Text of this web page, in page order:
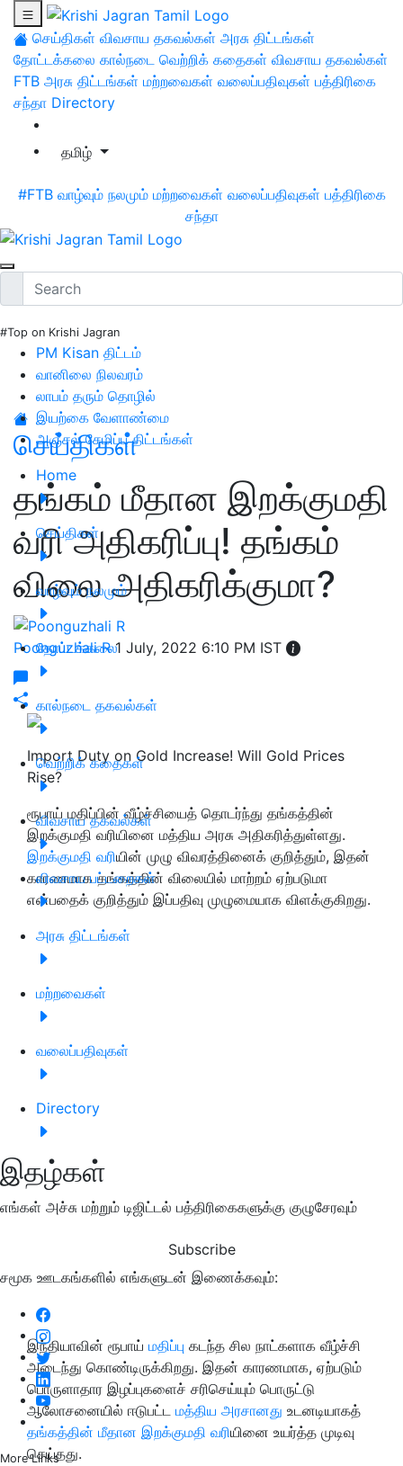
செய்திகள் விவசாய தகவல்கள் அரசு திட்டங்கள்
தோட்டக்கலை கால்நடை வெற்றிக் கதைகள் விவசாய தகவல்கள்
FTB அரசு திட்டங்கள் மற்றவைகள் வலைப்பதிவுகள் பத்திரிகை
சந்தா Directory
தமிழ்
#FTB வாழ்வும் நலமும் மற்றவைகள் வலைப்பதிவுகள் பத்திரிகை
சந்தா
#Top on Krishi Jagran
PM Kisan திட்டம்
வானிலை நிலவரம்
லாபம் தரும் தொழில்
இயற்கை வேளாண்மை
அஞ்சல் சேமிப்பு திட்டங்கள்
Home
செய்திகள்
வாழ்வும் நலமும்
தோட்டக்கலை
கால்நடை தகவல்கள்
வெற்றிக் கதைகள்
விவசாய தகவல்கள்
விவசாய பட்டறைகள்
அரசு திட்டங்கள்
மற்றவைகள்
வலைப்பதிவுகள்
Directory
இதழ்கள்
எங்கள் அச்சு மற்றும் டிஜிட்டல் பத்திரிகைகளுக்கு குழுசேரவும்
Subscribe
சமூக ஊடகங்களில் எங்களுடன் இணைக்கவும்:
More Links
செய்திகள்
தங்கம் மீதான இறக்குமதி
வரி அதிகரிப்பு! தங்கம்
விலை அதிகரிக்குமா?
Poonguzhali R1 July, 2022 6:10 PM IST
Import Duty on Gold Increase! Will Gold Prices
Rise?
ரூபாய் மதிப்பின் வீழ்ச்சியைத் தொடர்ந்து தங்கத்தின்
இறக்குமதி வரியினை மத்திய அரசு அதிகரித்துள்ளது.
இறக்குமதி வரியின் முழு விவரத்தினைக் குறித்தும், இதன்
காரணமாக தங்கத்தின் விலையில் மாற்றம் ஏற்படுமா
என்பதைக் குறித்தும் இப்பதிவு முழுமையாக விளக்குகிறது.
இந்தியாவின் ரூபாய் மதிப்பு கடந்த சில நாட்களாக வீழ்ச்சி
அடைந்து கொண்டிருக்கிறது. இதன் காரணமாக, ஏற்படும்
பொருளாதார இழப்புகளைச் சரிசெய்யும் பொருட்டு
ஆலோசனையில் ஈடுபட்ட
மத்திய அரசானது உடனடியாகத்
தங்கத்தின் மீதான இறக்குமதி வரியினை உயர்த்த முடிவு
செய்தது.